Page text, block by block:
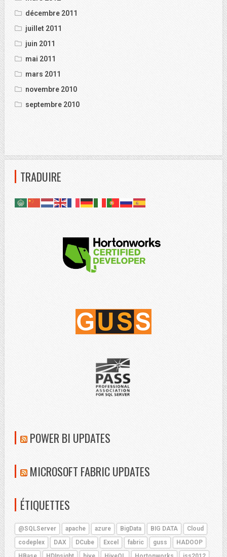
décembre 2011
juillet 2011
juin 2011
mai 2011
mars 2011
novembre 2010
septembre 2010
TRADUIRE
POWER BI UPDATES
MICROSOFT FABRIC UPDATES
ÉTIQUETTES
@SQLServer apache azure BigData BIG DATA
Cloud
codeplex
DAX DCube Excel fabric guss
HADOOP